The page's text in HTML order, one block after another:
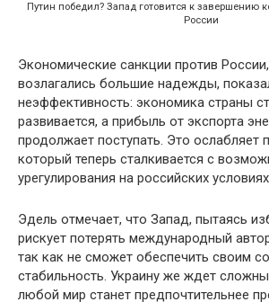
Путин победил? Запад готовится к завершению
России
Экономические санкции против
возлагались большие надежды,
неэффективность: экономика страны
развивается, а прибыль от экспорта
продолжает поступать. Это ослабляет
который теперь сталкивается с
урегулирования на российских
Эдель отмечает, что Запад, пытаясь
рискует потерять международный
так как не сможет обеспечить своим
стабильность. Украину же ждет
любой мир станет предпочтительнее